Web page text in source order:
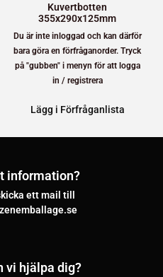
Kuvertbotten
355x290x125mm
Du är inte inloggad och kan därför
bara göra en förfråganorder. Tryck
på "gubben" i menyn för att logga
in / registrera
Lägg i Förfråganlista
information?
ett mail till
vi hjälpa dig?